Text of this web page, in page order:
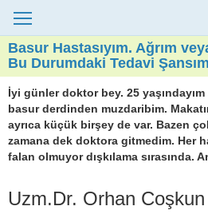
Basur Hastasıyım. Ağrım
Bu Durumdaki Tedavi
İyi günler doktor bey. 25
basur derdinden muzdaribim.
ayrıca küçük birşey de var. Bazen
zamana dek doktora gitmedim. Her
falan olmuyor dışkılama sırasında.
Uzm.Dr. Orhan Coşkun